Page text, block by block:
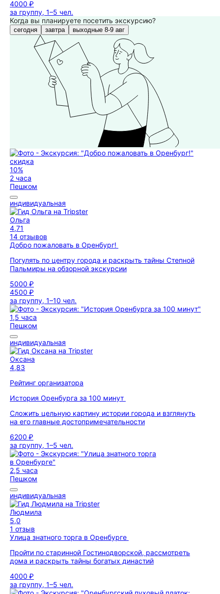
4000 ₽
за группу, 1–5 чел.
Когда вы планируете посетить экскурсию?
сегодня завтра выходные 8-9 авг
скидка
10%
2 часа
Пешком
индивидуальная
Ольга
4,71
14 отзывов
Добро пожаловать в Оренбург!
Погулять по центру города и раскрыть тайны Степной
Пальмиры на обзорной экскурсии
5000 ₽
4500 ₽
за группу, 1–10 чел.
1,5 часа
Пешком
индивидуальная
Оксана
4,83
Рейтинг организатора
История Оренбурга за 100 минут
Сложить цельную картину истории города и взглянуть
на его главные достопримечательности
6200 ₽
за группу, 1–5 чел.
2,5 часа
Пешком
индивидуальная
Людмила
5,0
1 отзыв
Улица знатного торга в Оренбурге
Пройти по старинной Гостинодворской, рассмотреть
дома и раскрыть тайны богатых династий
4000 ₽
за группу, 1–5 чел.